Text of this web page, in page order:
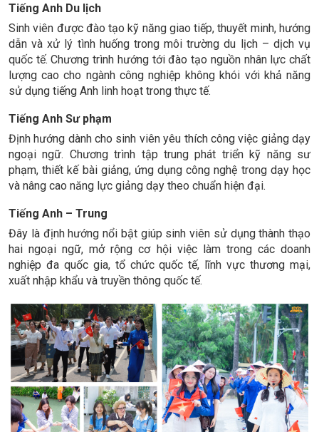
Tiếng Anh Du lịch
Sinh viên được đào tạo kỹ năng giao tiếp, thuyết minh, hướng
dẫn và xử lý tình huống trong môi trường du lịch – dịch vụ
quốc tế. Chương trình hướng tới đào tạo nguồn nhân lực chất
lượng cao cho ngành công nghiệp không khói với khả năng
sử dụng tiếng Anh linh hoạt trong thực tế.
Tiếng Anh Sư phạm
Định hướng dành cho sinh viên yêu thích công việc giảng dạy
ngoại ngữ. Chương trình tập trung phát triển kỹ năng sư
phạm, thiết kế bài giảng, ứng dụng công nghệ trong dạy học
và nâng cao năng lực giảng dạy theo chuẩn hiện đại.
Tiếng Anh – Trung
Đây là định hướng nổi bật giúp sinh viên sử dụng thành thạo
hai ngoại ngữ, mở rộng cơ hội việc làm trong các doanh
nghiệp đa quốc gia, tổ chức quốc tế, lĩnh vực thương mại,
xuất nhập khẩu và truyền thông quốc tế.